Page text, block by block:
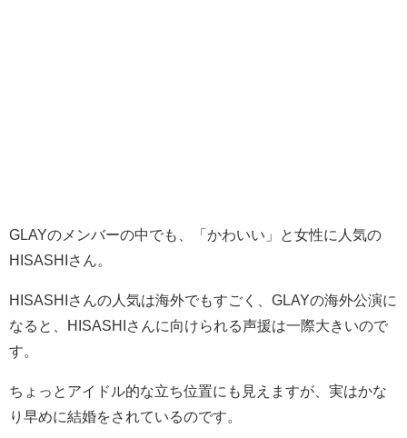
GLAYのメンバーの中でも、「かわいい」と女性に人気の
HISASHIさん。
HISASHIさんの人気は海外でもすごく、GLAYの海外公演に
なると、HISASHIさんに向けられる声援は一際大きいので
す。
ちょっとアイドル的な立ち位置にも見えますが、実はかな
り早めに結婚をされているのです。